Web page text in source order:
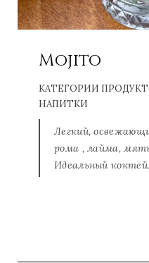
Mojito
КАТЕГОРИИ
НАПИТКИ
Легкий,
рома , лайма,
Идеальный